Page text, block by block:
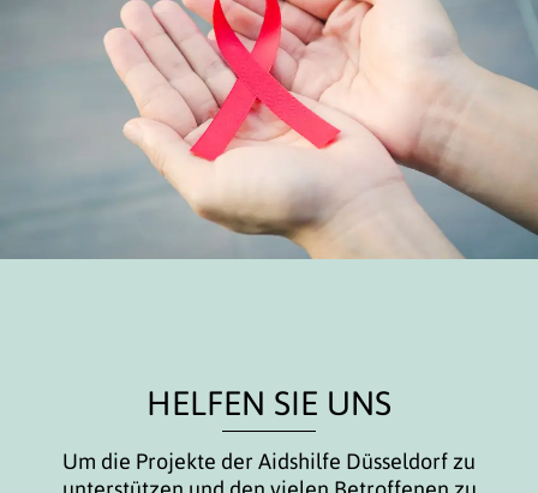
HELFEN SIE UNS
Um die Projekte der Aidshilfe Düsseldorf zu